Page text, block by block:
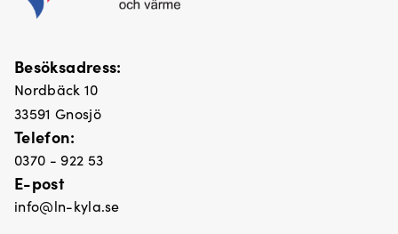
Besöksadress:
Nordbäck 10
33591 Gnosjö
Telefon:
0370 - 922 53
E-post
info@ln-kyla.se